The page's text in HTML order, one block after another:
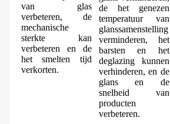
van glas
verbeteren, de
mechanische
sterkte kan
verbeteren en de
het smelten tijd
verkorten.
de het genezen
temperatuur van
glanssamenstelling
verminderen, het
barsten en het
deglazing kunnen
verhinderen, en de
glans en de
snelheid van
producten
verbeteren.